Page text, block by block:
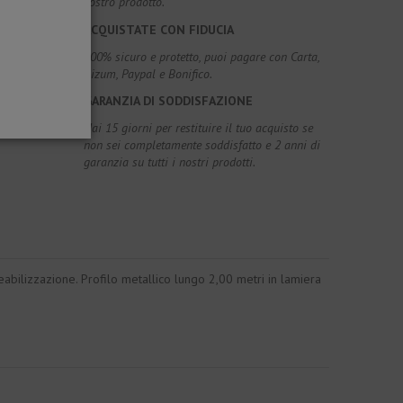
ACQUISTATE CON FIDUCIA
100% sicuro e protetto, puoi pagare con Carta,
Bizum, Paypal e Bonifico.
GARANZIA DI SODDISFAZIONE
Hai 15 giorni per restituire il tuo acquisto se
non sei completamente soddisfatto e 2 anni di
garanzia su tutti i nostri prodotti.
Profilo metallico lungo 2,00 metri in lamiera